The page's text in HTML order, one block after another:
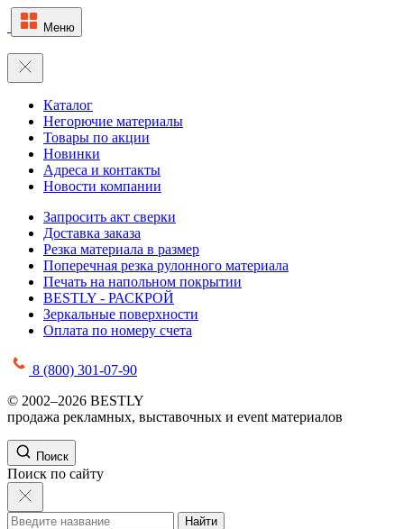
Меню
Каталог
Негорючие материалы
Товары по акции
Новинки
Адреса и контакты
Новости компании
Запросить акт сверки
Доставка заказа
Резка материала в размер
Поперечная резка рулонного материала
Печать на напольном покрытии
BESTLY - РАСКРОЙ
Зеркальные поверхности
Оплата по номеру счета
8 (800) 301-07-90
© 2002–2026 BESTLY
продажа рекламных, выставочных и event материалов
Поиск
Поиск по сайту
Найти